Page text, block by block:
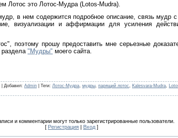
Лотос это Лотос-Мудра (Lotos-Mudra).
в нем содержится подробное описание, связь мудр
визуализации и аффирмации для усиления
поэтому прошу предоставить мне серьезные
раздела "Мудры" моего сайта.
Добавил: Admin Теги: Лотос-Мудра, мудры, парящий лотос, Kalesvara-Mudra,
и комментарии могут только зарегистрированные пользователи.
[ Регистрация | Вход ]